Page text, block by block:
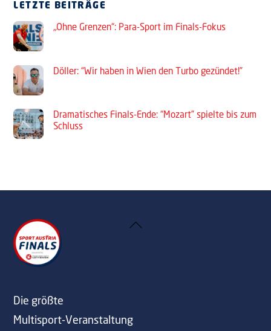
LETZTE BEITRÄGE
„Ohne Grenzen“: Para-Sport im Finals-Fokus
Döller: “Wir haben in Wien den Turbo gezündet!”
Dramatisches Finals-Ende: “Mozart” spielte bis zum
Schluss
Back
Die größte
Multisport-Veranstaltung